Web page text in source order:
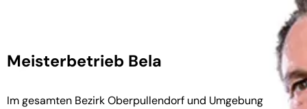
Meisterbetrieb Bela
Im gesamten Bezirk Oberpullendorf und Umgebung